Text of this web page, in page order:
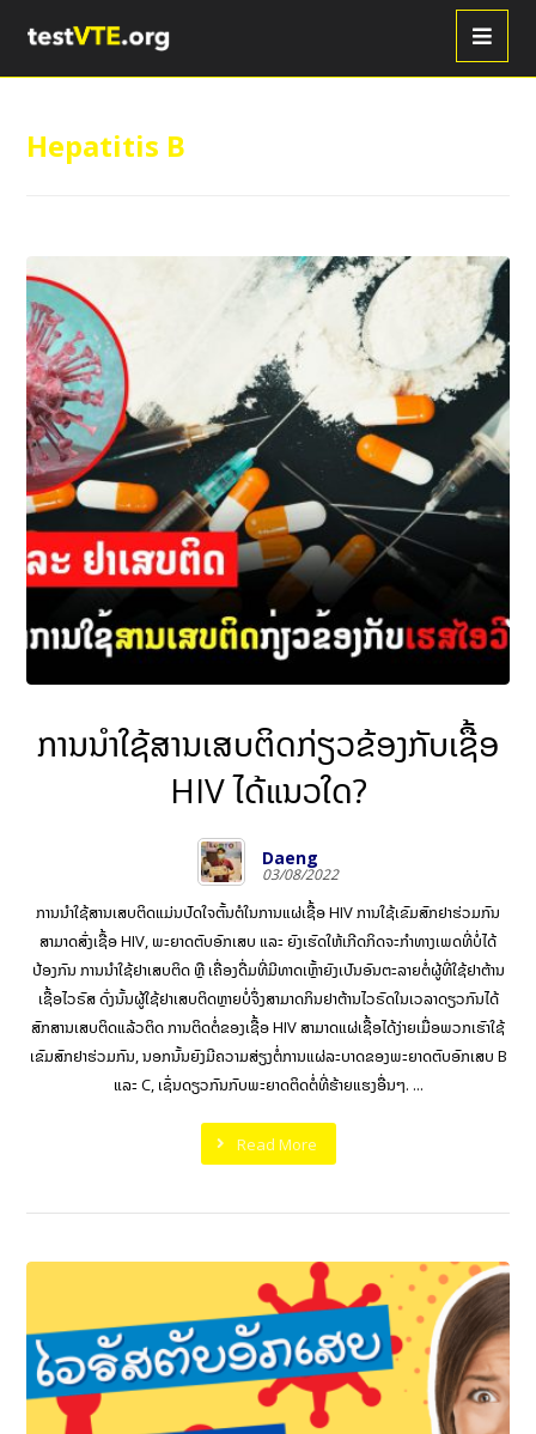
Hepatitis B
ການນຳໃຊ້ສານເສບຕິດກ່ຽວຂ້ອງກັບເຊື້ອ
HIV ໄດ້ແນວໃດ?
Daeng
03/08/2022
ການນໍາໃຊ້ສານເສບຕິດແມ່ນປັດໃຈຕົ້ນຕໍໃນການແຜ່ເຊື້ອ HIV ການ​ໃຊ້ເຂັມສັກຢາຮ່ວມກັນ
ສາມາດສົ່ງເຊື້ອ HIV, ພະຍາດຕັບອັກເສບ ແລະ ຍັງເຮັດໃຫ້ເກີດກິດຈະກໍາທາງເພດທີ່ບໍ່ໄດ້
ປ້ອງກັນ ການນໍາໃຊ້ຢາເສບຕິດ ຫຼື ເຄື່ອງດື່ມທີ່ມີທາດເຫຼົ້າຍັງເປັນອັນຕະລາຍຕໍ່ຜູ້ທີ່ໃຊ້ຢາຕ້ານ
ເຊື້ອໄວຣັສ ດັ່ງນັ້ນຜູ້ໃຊ້ຢາເສບຕິດຫຼາຍບໍ່ຈຶ່ງສາມາດກິນຢາຕ້ານໄວຣັດໃນເວລາດຽວກັນໄດ້
ສັກສານເສບຕິດແລ້ວຕິດ ການຕິດຕໍ່ຂອງເຊື້ອ HIV ສາມາດແຜ່ເຊື້ອໄດ້ງ່າຍເມື່ອພວກເຮົາໃຊ້
ເຂັມສັກຢາຮ່ວມກັນ, ນອກນັ້ນຍັງມີຄວາມສ່ຽງຕໍ່ການແຜ່ລະບາດຂອງພະຍາດຕັບອັກເສບ B
ແລະ C, ເຊັ່ນດຽວກັນກັບພະຍາດຕິດຕໍ່ທີ່ຮ້າຍແຮງອື່ນໆ. ...
Read More